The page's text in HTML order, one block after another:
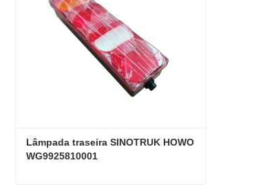
Lâmpada traseira SINOTRUK HOWO
WG9925810001